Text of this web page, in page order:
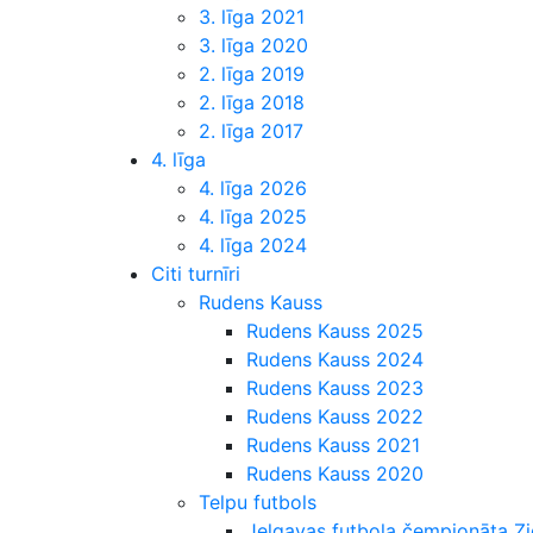
3. līga 2021
3. līga 2020
2. līga 2019
2. līga 2018
2. līga 2017
4. līga
4. līga 2026
4. līga 2025
4. līga 2024
Citi turnīri
Rudens Kauss
Rudens Kauss 2025
Rudens Kauss 2024
Rudens Kauss 2023
Rudens Kauss 2022
Rudens Kauss 2021
Rudens Kauss 2020
Telpu futbols